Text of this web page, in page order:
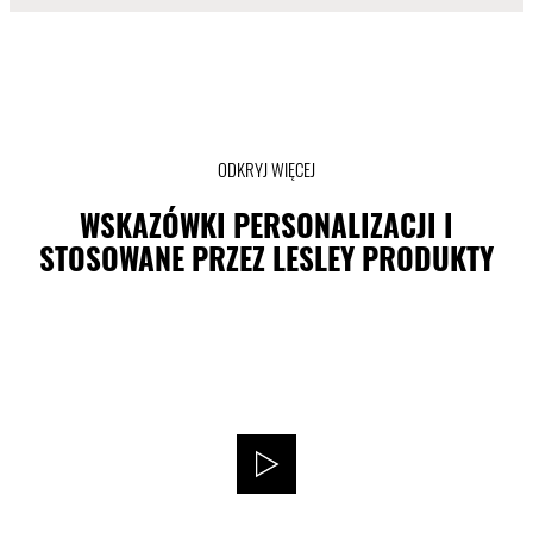
ODKRYJ WIĘCEJ
WSKAZÓWKI PERSONALIZACJI I
STOSOWANE PRZEZ LESLEY PRODUKTY